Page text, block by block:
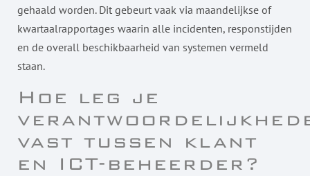
gehaald worden. Dit gebeurt vaak via maandelijkse of
kwartaalrapportages waarin alle incidenten, responstijden
en de overall beschikbaarheid van systemen vermeld
staan.
Hoe leg je
vast tussen klant
en ICT-beheerder?